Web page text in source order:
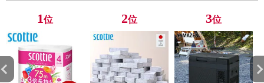
1位 2位 3位